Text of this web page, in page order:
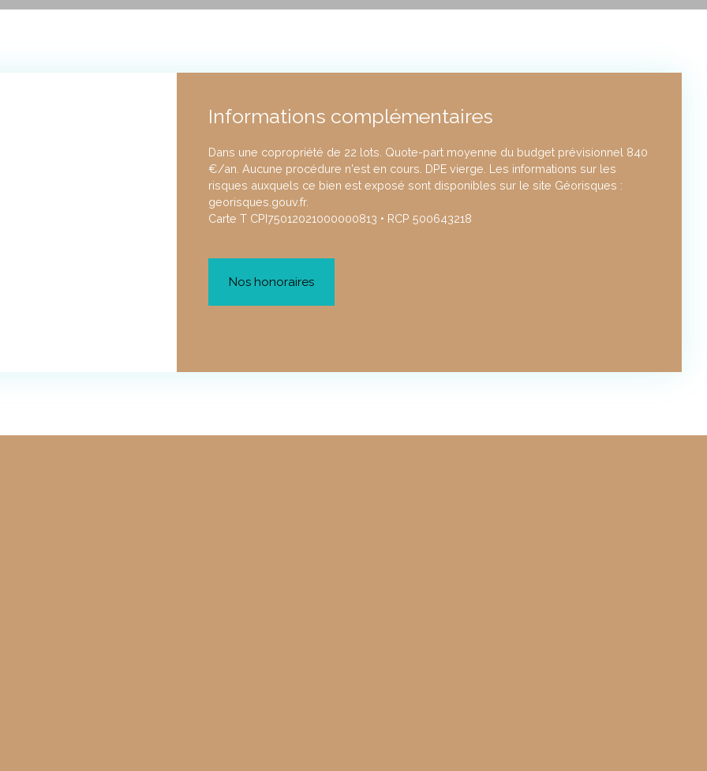
Informations complémentaires
Dans une copropriété de 22 lots. Quote-part moyenne du budget prévisionnel 840
€/an. Aucune procédure n'est en cours. DPE vierge. Les informations sur les
risques auxquels ce bien est exposé sont disponibles sur le site Géorisques :
georisques.gouv.fr.
Carte T CPI75012021000000813 • RCP 500643218
Nos honoraires